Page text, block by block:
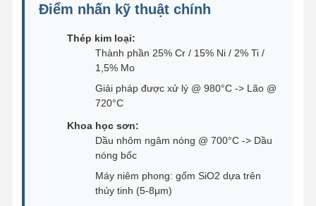
Điểm nhấn kỹ thuật chính
Thép kim loại:
Thành phần 25% Cr / 15% Ni / 2% Ti /
1,5% Mo
Giải pháp được xử lý @ 980°C -> Lão @
720°C
Khoa học sơn:
Dầu nhôm ngâm nóng @ 700°C -> Dầu
nóng bốc
Máy niêm phong: gốm SiO2 dựa trên
thủy tinh (5-8μm)